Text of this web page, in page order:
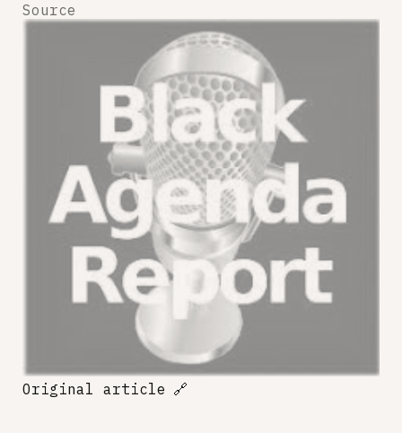
Source
Original article 🔗